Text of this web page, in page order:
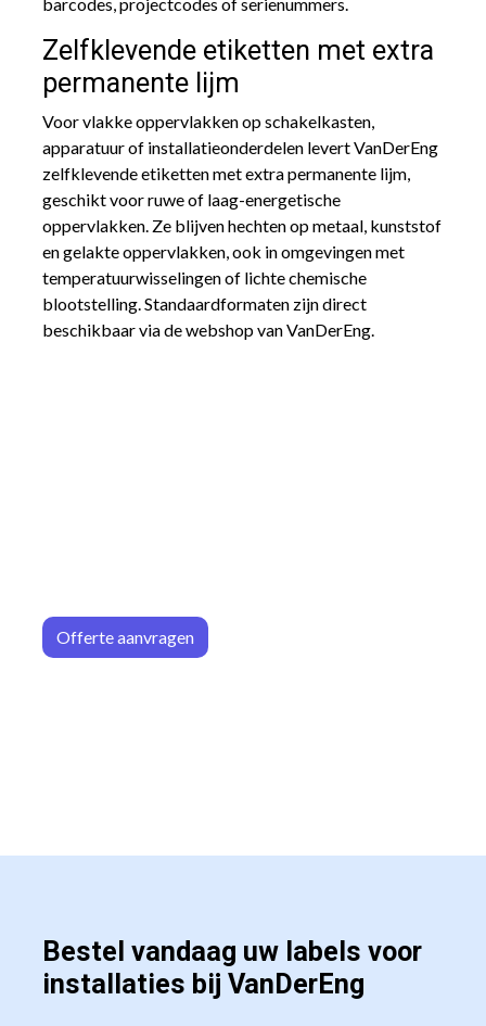
Zelfklevende etiketten met extra
permanente lijm
Voor vlakke oppervlakken op schakelkasten,
apparatuur of installatieonderdelen levert VanDerEng
zelfklevende etiketten met extra permanente lijm,
geschikt voor ruwe of laag-energetische
oppervlakken. Ze blijven hechten op metaal, kunststof
en gelakte oppervlakken, ook in omgevingen met
temperatuurwisselingen of lichte chemische
blootstelling. Standaardformaten zijn direct
beschikbaar via de webshop van VanDerEng.
Offerte aan​​vrag​​en
Bestel vandaag uw labels voor
installaties bij VanDerEng